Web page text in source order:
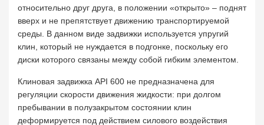
относительно друг друга, в положении «открыто» – поднят
вверх и не препятствует движению транспортируемой
среды. В данном виде задвижки используется упругий
клин, который не нуждается в подгонке, поскольку его
диски которого связаны между собой гибким элементом.
Клиновая задвижка API 600 не предназначена для
регуляции скорости движения жидкости: при долгом
пребывании в полузакрытом состоянии клин
деформируется под действием силового воздействия